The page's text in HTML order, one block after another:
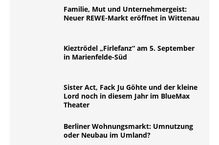
Familie, Mut und Unternehmergeist:
Neuer REWE-Markt eröffnet in Wittenau
Kieztrödel „Firlefanz“ am 5. September
in Marienfelde-Süd
Sister Act, Fack Ju Göhte und der kleine
Lord noch in diesem Jahr im BlueMax
Theater
Berliner Wohnungsmarkt: Umnutzung
oder Neubau im Umland?